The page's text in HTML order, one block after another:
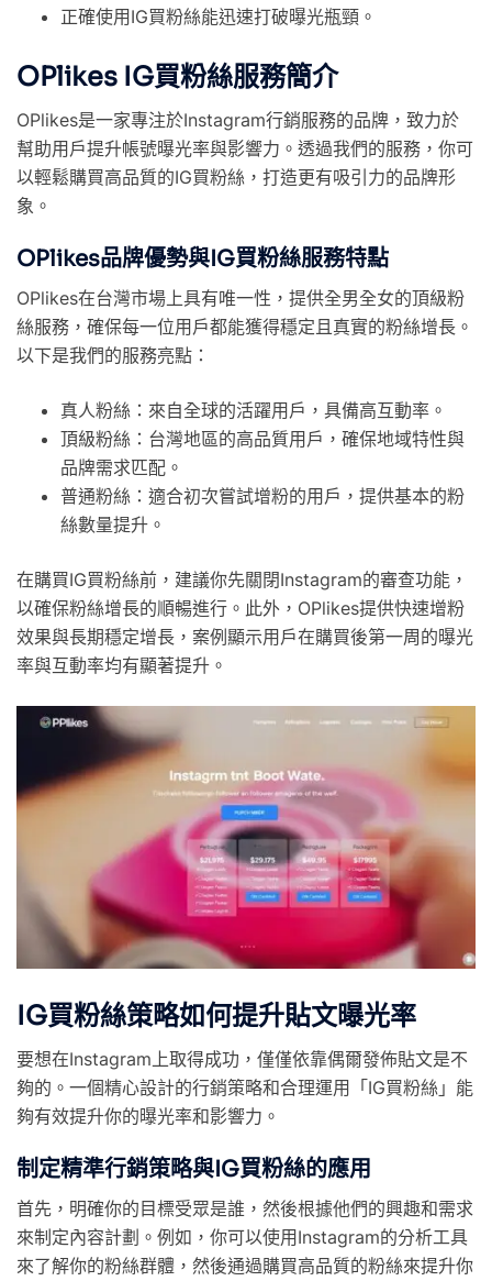
正確使用IG買粉絲能迅速打破曝光瓶頸。
OPlikes IG買粉絲服務簡介
OPlikes是一家專注於Instagram行銷服務的品牌，致力於
幫助用戶提升帳號曝光率與影響力。透過我們的服務，你可
以輕鬆購買高品質的IG買粉絲，打造更有吸引力的品牌形
象。
OPlikes品牌優勢與IG買粉絲服務特點
OPlikes在台灣市場上具有唯一性，提供全男全女的頂級粉
絲服務，確保每一位用戶都能獲得穩定且真實的粉絲增長。
以下是我們的服務亮點：
真人粉絲：來自全球的活躍用戶，具備高互動率。
頂級粉絲：台灣地區的高品質用戶，確保地域特性與
品牌需求匹配。
普通粉絲：適合初次嘗試增粉的用戶，提供基本的粉
絲數量提升。
在購買IG買粉絲前，建議你先關閉Instagram的審查功能，
以確保粉絲增長的順暢進行。此外，OPlikes提供快速增粉
效果與長期穩定增長，案例顯示用戶在購買後第一周的曝光
率與互動率均有顯著提升。
IG買粉絲策略如何提升貼文曝光率
要想在Instagram上取得成功，僅僅依靠偶爾發佈貼文是不
夠的。一個精心設計的行銷策略和合理運用「IG買粉絲」能
夠有效提升你的曝光率和影響力。
制定精準行銷策略與IG買粉絲的應用
首先，明確你的目標受眾是誰，然後根據他們的興趣和需求
來制定內容計劃。例如，你可以使用Instagram的分析工具
來了解你的粉絲群體，然後通過購買高品質的粉絲來提升你